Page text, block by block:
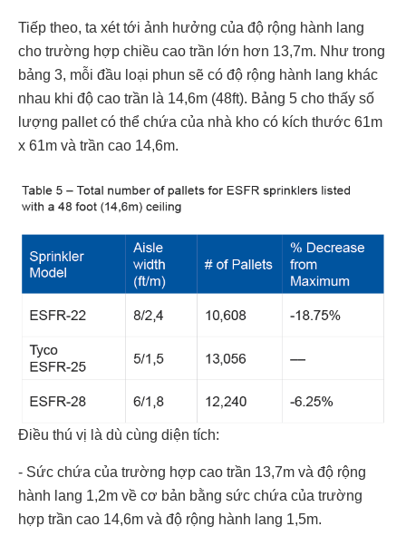
Tiếp theo, ta xét tới ảnh hưởng của độ rộng hành lang
cho trường hợp chiều cao trần lớn hơn 13,7m. Như trong
bảng 3, mỗi đầu loại phun sẽ có độ rộng hành lang khác
nhau khi độ cao trần là 14,6m (48ft). Bảng 5 cho thấy số
lượng pallet có thể chứa của nhà kho có kích thước 61m
x 61m và trần cao 14,6m.
Điều thú vị là dù cùng diện tích:
- Sức chứa của trường hợp cao trần 13,7m và độ rộng
hành lang 1,2m về cơ bản bằng sức chứa của trường
hợp trần cao 14,6m và độ rộng hành lang 1,5m.